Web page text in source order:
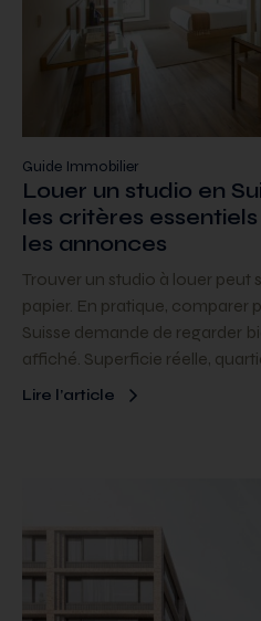
Guide Immobilier
Louer un studio en
les critères
les annonces
Trouver un studio à louer peut
papier. En pratique, comparer
Suisse demande de regarder
affiché. Superficie réelle,
Lire l’article